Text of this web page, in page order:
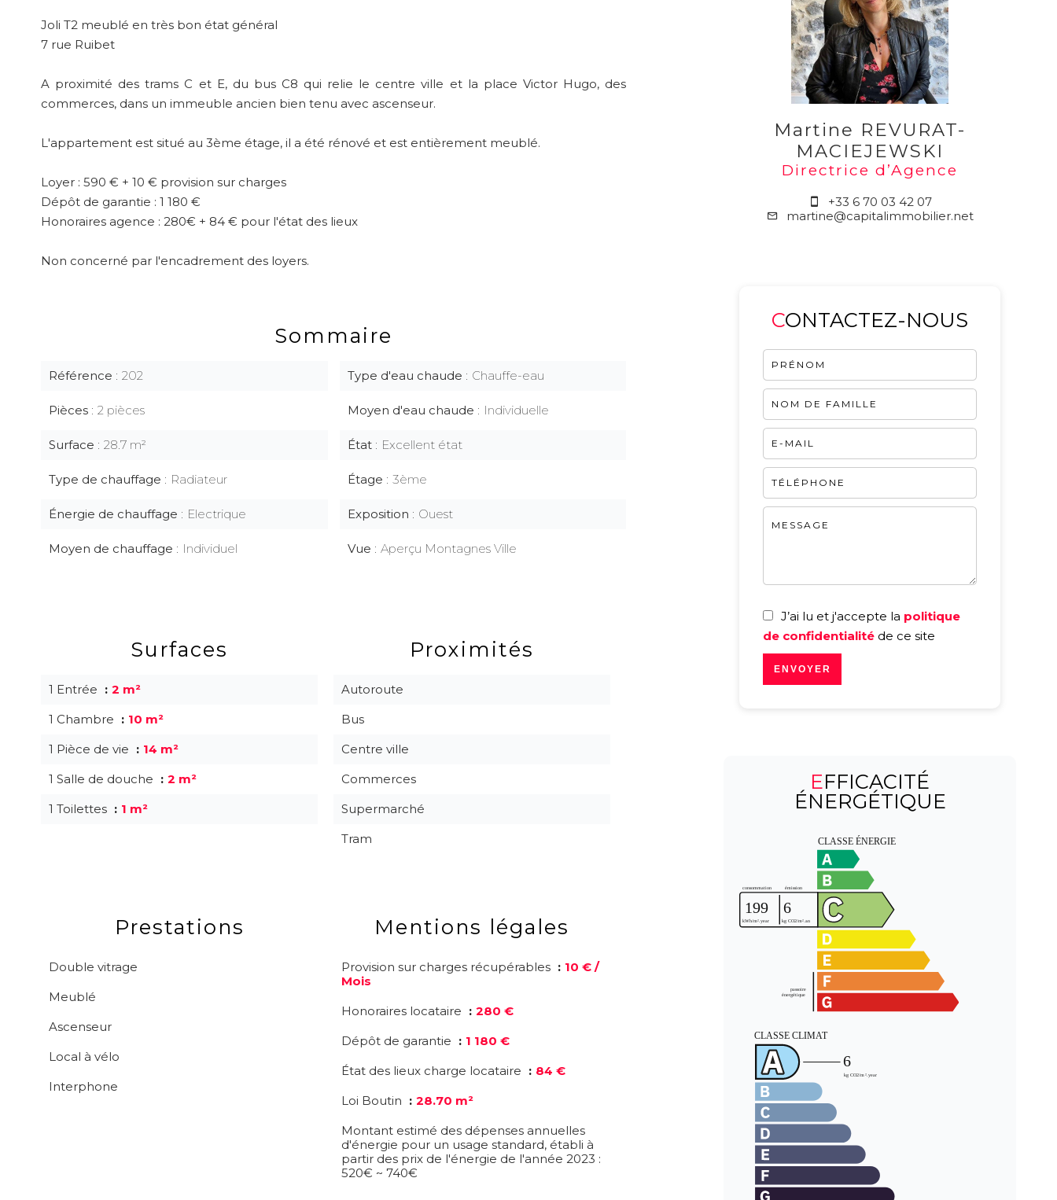
Joli T2 meublé en très bon état général
7 rue Ruibet
A proximité des trams C et E, du bus C8 qui relie le centre ville et la place Victor Hugo, des
commerces, dans un immeuble ancien bien tenu avec ascenseur.
L'appartement est situé au 3ème étage, il a été rénové et est entièrement meublé.
Loyer : 590 € + 10 € provision sur charges
Dépôt de garantie : 1 180 €
Honoraires agence : 280€ + 84 € pour l'état des lieux
Non concerné par l'encadrement des loyers.
Sommaire
Référence 202
Pièces 2 pièces
Surface 28.7 m²
Type de chauffage Radiateur
Énergie de chauffage Electrique
Moyen de chauffage Individuel
Type d'eau chaude Chauffe-eau
Moyen d'eau chaude Individuelle
État Excellent état
Étage 3ème
Exposition Ouest
Vue Aperçu Montagnes Ville
Surfaces
1 Entrée
2 m²
1 Chambre
10 m²
1 Pièce de vie
14 m²
1 Salle de douche
2 m²
1 Toilettes
1 m²
Proximités
Autoroute
Bus
Centre ville
Commerces
Supermarché
Tram
Prestations
Double vitrage
Meublé
Ascenseur
Local à vélo
Interphone
Mentions légales
Provision sur charges récupérables
10 € /
Mois
Honoraires locataire
280 €
Dépôt de garantie
1 180 €
État des lieux charge locataire
84 €
Loi Boutin
28.70 m²
Montant estimé des dépenses annuelles
d'énergie pour un usage standard, établi à
partir des prix de l'énergie de l'année 2023 :
520€ ~ 740€
Martine REVURAT-
MACIEJEWSKI
Directrice d’Agence
+33 6 70 03 42 07
martine@capitalimmobilier.net
CONTACTEZ-NOUS
J’ai lu et j'accepte la politique
de confidentialité de ce site
ENVOYER
EFFICACITÉ
ÉNERGÉTIQUE